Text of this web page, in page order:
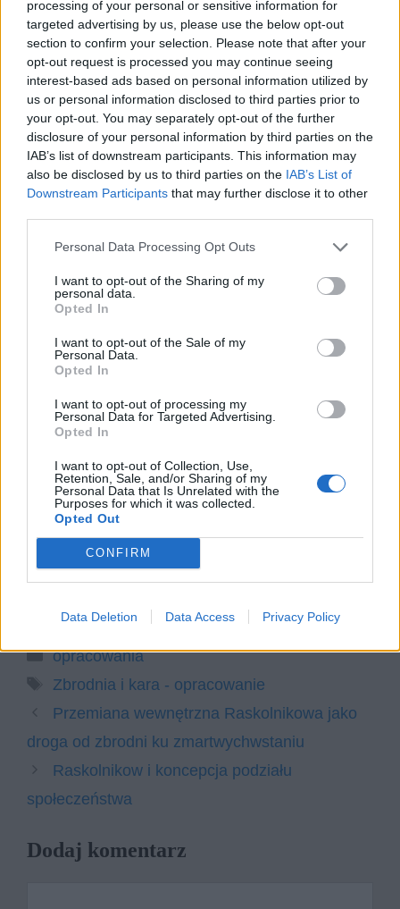
processing of your personal or sensitive information for
targeted advertising by us, please use the below opt-out
section to confirm your selection. Please note that after your
opt-out request is processed you may continue seeing
interest-based ads based on personal information utilized by
us or personal information disclosed to third parties prior to
your opt-out. You may separately opt-out of the further
disclosure of your personal information by third parties on the
IAB’s list of downstream participants. This information may
also be disclosed by us to third parties on the IAB’s List of
Downstream Participants that may further disclose it to other
Personal Data Processing Opt Outs
I want to opt-out of the Sharing of my
personal data.
Opted In
I want to opt-out of the Sale of my
Personal Data.
Opted In
I want to opt-out of processing my
Personal Data for Targeted Advertising.
Opted In
I want to opt-out of Collection, Use,
Retention, Sale, and/or Sharing of my
Personal Data that Is Unrelated with the
Purposes for which it was collected.
Opted Out
CONFIRM
Data Deletion Data Access Privacy Policy
ten gest dzięki Sonii i zostaje skazany na
katorgę, na którą dziewczyna udaje się razem z
nim. To jednak dopiero początek procesu.
Rodion musi stoczyć psychiczną walkę z
własnymi demonami, ciężko choruje. W końcu
jednak miłość Sonii oraz odzyskiwana krok po
kroku wiara w Boga dokonują w nim wielkiej
przemiany. Raskolnikow staje się pokorny
się jeszcze kiedyś żyć szczęśliwie.
Czytaj także:
Raskolnikow i koncepcja podziału
społeczeństwa
Ile człowiek jest gotów poświęcić dla
innych? Omów zagadnienie na
Dostojewskiego. W swojej odpowiedzi
uwzględnij również wybrany kontekst.
Motyw winy i kary. Omów zagadnienie
na podstawie Zbrodni i kary Fiodora
Dostojewskiego. W swojej odpowiedzi
Kategorie
opracowania
Tagi
Zbrodnia i kara - opracowanie
Przemiana wewnętrzna Raskolnikowa jako
droga od zbrodni ku zmartwychwstaniu
Raskolnikow i koncepcja podziału
społeczeństwa
Dodaj komentarz